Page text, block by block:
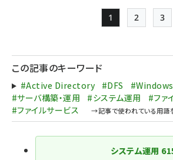
送
り
Page
1
Page
2 3
この記事のキーワード
#Active Directory #DFS
#サーバ構築・運用
#システム運用
#ファ
#ファイルサービス
システム運用